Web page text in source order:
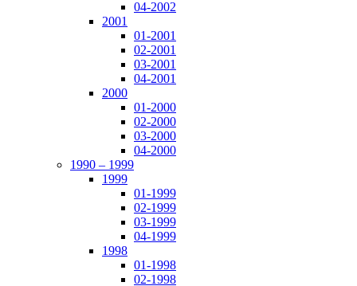
04-2002
2001
01-2001
02-2001
03-2001
04-2001
2000
01-2000
02-2000
03-2000
04-2000
1990 – 1999
1999
01-1999
02-1999
03-1999
04-1999
1998
01-1998
02-1998